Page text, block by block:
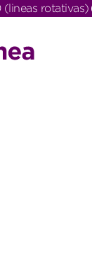
rotativas)